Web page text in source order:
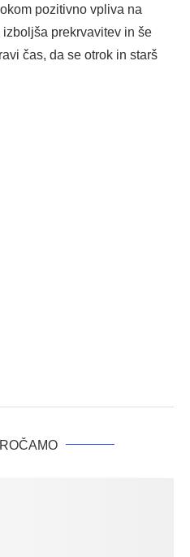
pozitivno vpliva na
prekrvavitev in še
čas, da se otrok in starš